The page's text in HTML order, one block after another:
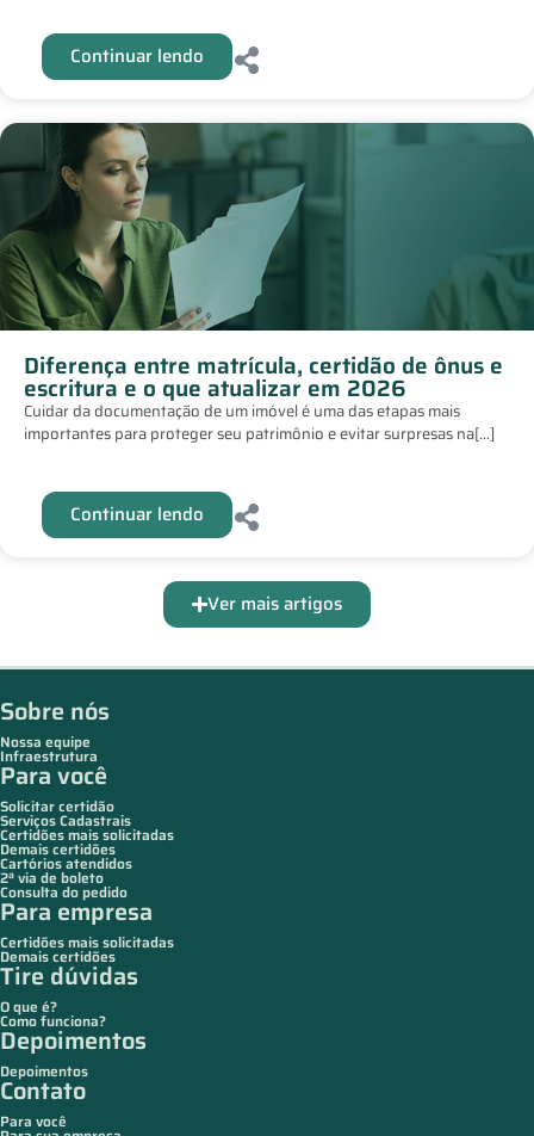
Continuar lendo
Diferença entre matrícula, certidão de ônus e
escritura e o que atualizar em 2026
Cuidar da documentação de um imóvel é uma das etapas mais
importantes para proteger seu patrimônio e evitar surpresas na[...]
Continuar lendo
Ver mais artigos
Sobre nós
Nossa equipe
Infraestrutura
Para você
Solicitar certidão
Serviços Cadastrais
Certidões mais solicitadas
Demais certidões
Cartórios atendidos
2ª via de boleto
Consulta do pedido
Para empresa
Certidões mais solicitadas
Demais certidões
Tire dúvidas
O que é?
Como funciona?
Depoimentos
Depoimentos
Contato
Para você